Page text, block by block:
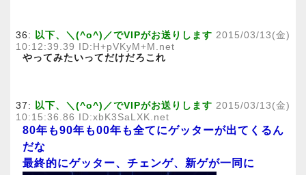
36: 以下、＼(^o^)／でVIPがお送りします 2015/03/13(金)
10:12:39.39 ID:H+pVKyM+M.net
やってみたいってだけだろこれ
37: 以下、＼(^o^)／でVIPがお送りします 2015/03/13(金)
10:15:36.86 ID:xbK3SaLXK.net
80年も90年も00年も全てにゲッターが出てくるん
だな
最終的にゲッター、チェンゲ、新ゲが一同に